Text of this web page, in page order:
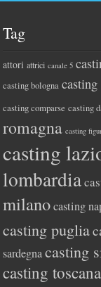
Tag
attori attrici canale 5
casting bologna
casting comparse casting
romagna casting
casting
lombardia
milano casting
casting puglia
sardegna casting
casting toscana